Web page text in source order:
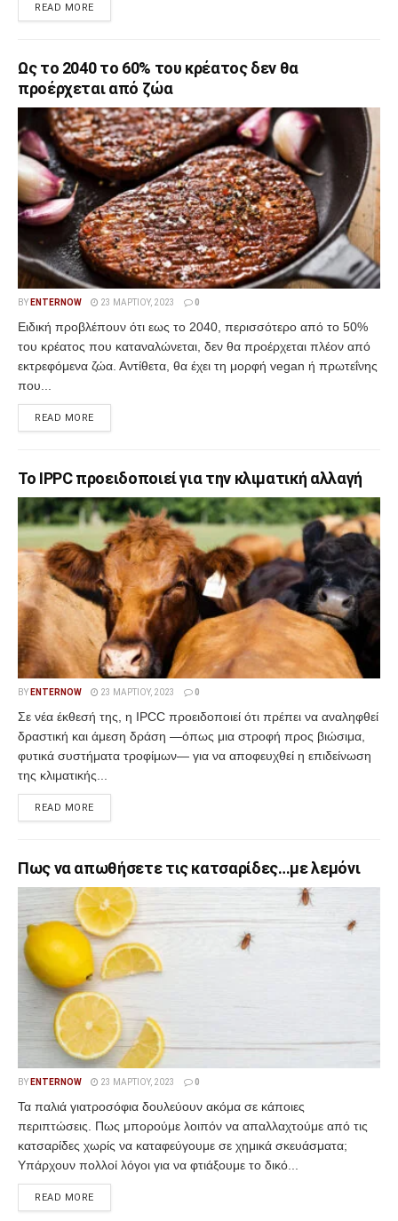
READ MORE
Ως το 2040 το 60% του κρέατος δεν θα
προέρχεται από ζώα
BY ENTERNOW 23 ΜΑΡΤΊΟΥ, 2023 0
Ειδική προβλέπουν ότι εως το 2040, περισσότερο από το 50%
του κρέατος που καταναλώνεται, δεν θα προέρχεται πλέον από
εκτρεφόμενα ζώα. Αντίθετα, θα έχει τη μορφή vegan ή πρωτεΐνης
που...
READ MORE
Το IPPC προειδοποιεί για την κλιματική αλλαγή
BY ENTERNOW 23 ΜΑΡΤΊΟΥ, 2023 0
Σε νέα έκθεσή της, η IPCC προειδοποιεί ότι πρέπει να αναληφθεί
δραστική και άμεση δράση —όπως μια στροφή προς βιώσιμα,
φυτικά συστήματα τροφίμων— για να αποφευχθεί η επιδείνωση
της κλιματικής...
READ MORE
Πως να απωθήσετε τις κατσαρίδες…με λεμόνι
BY ENTERNOW 23 ΜΑΡΤΊΟΥ, 2023 0
Τα παλιά γιατροσόφια δουλεύουν ακόμα σε κάποιες
περιπτώσεις. Πως μπορούμε λοιπόν να απαλλαχτούμε από τις
κατσαρίδες χωρίς να καταφεύγουμε σε χημικά σκευάσματα;
Υπάρχουν πολλοί λόγοι για να φτιάξουμε το δικό...
READ MORE